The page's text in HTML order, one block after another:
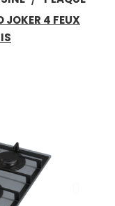
JOKER 4 FEUX